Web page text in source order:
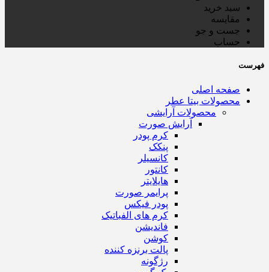
سبد خرید
مقایسه
جست و جو
حساب
فهرست
صفحه اصلی
محصولات بیتا عطر
محصولات آرایشی
آرایش صورت
کرم پودر
پنکک
کانسیلر
کانتور
هایلایتر
پرایمر صورت
پودر فیکس
کرم های الفباتیک
فاندیشن
کوشن
پالت برنزه کننده
رژگونه